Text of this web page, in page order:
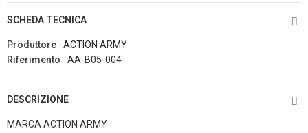
SCHEDA TECNICA
Produttore
ACTION ARMY
Riferimento
AA-B05-004
DESCRIZIONE
MARCA ACTION ARMY